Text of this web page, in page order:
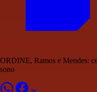
ORDINE, Ramos e Mendes:
sono